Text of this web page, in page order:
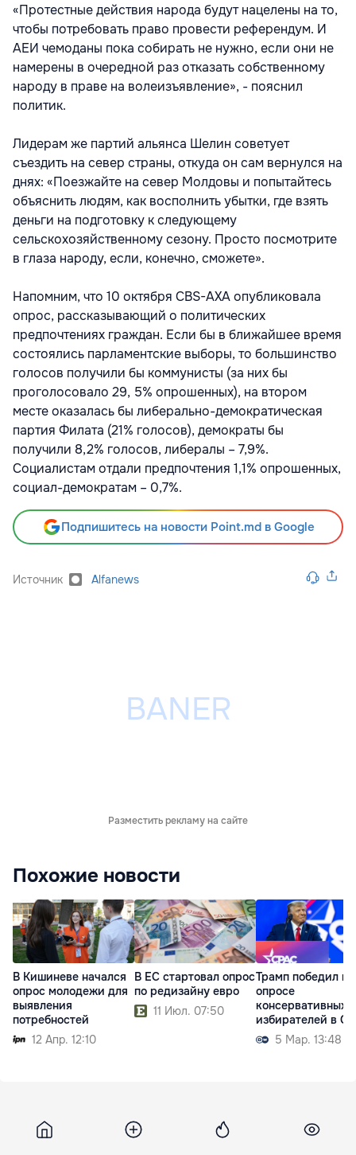
«Протестные действия народа будут нацелены на то,
чтобы потребовать право провести референдум. И
АЕИ чемоданы пока собирать не нужно, если они не
намерены в очередной раз отказать собственному
народу в праве на волеизъявление», - пояснил
политик.
Лидерам же партий альянса Шелин советует
съездить на север страны, откуда он сам вернулся на
днях: «Поезжайте на север Молдовы и попытайтесь
объяснить людям, как восполнить убытки, где взять
деньги на подготовку к следующему
сельскохозяйственному сезону. Просто посмотрите
в глаза народу, если, конечно, сможете».
Напомним, что 10 октября CBS-AXA опубликовала
опрос, рассказывающий о политических
предпочтениях граждан. Если бы в ближайшее время
состоялись парламентские выборы, то большинство
голосов получили бы коммунисты (за них бы
проголосовало 29, 5% опрошенных), на втором
месте оказалась бы либерально-демократическая
партия Филата (21% голосов), демократы бы
получили 8,2% голосов, либералы – 7,9%.
Социалистам отдали предпочтения 1,1% опрошенных,
социал-демократам – 0,7%.
Подпишитесь на новости Point.md в Google
Источник Alfanews
Разместить рекламу на сайте
Похожие новости
В Кишиневе начался
опрос молодежи для
выявления
потребностей
12 Апр. 12:10
В ЕС стартовал опрос
по редизайну евро
11 Июл. 07:50
Трамп победил в
опросе
консервативных
избирателей в
5 Мар. 13:48
11 октября 2012, 12:20